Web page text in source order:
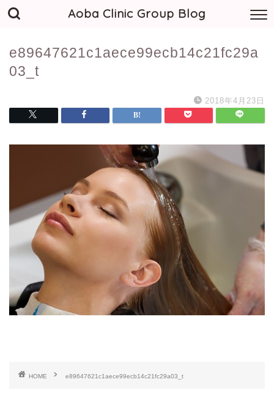
Aoba Clinic Group Blog
e89647621c1aece99ecb14c21fc29a
03_t
2018年4月23日
HOME e89647621c1aece99ecb14c21fc29a03_t